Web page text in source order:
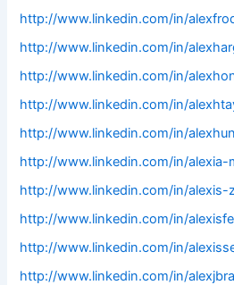
http://www.linkedin.com/in/
http://www.linkedin.com/in/
http://www.linkedin.com/in/
http://www.linkedin.com/in/
http://www.linkedin.com/in/
http://www.linkedin.com/in/alexia-
http://www.linkedin.com/in/alexis-
http://www.linkedin.com/in/
http://www.linkedin.com/in/
http://www.linkedin.com/in/